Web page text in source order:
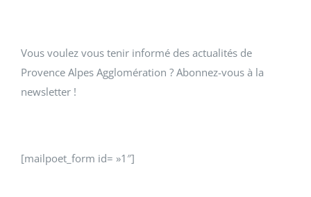
Vous voulez vous tenir informé des actualités de
Provence Alpes Agglomération ? Abonnez-vous à la
newsletter !
[mailpoet_form id= »1″]